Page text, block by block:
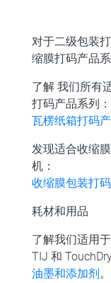
对于二级包装
缩膜打码产品系
了解 我们所有
打码产品系列：
瓦楞纸箱打码产
发现适合收缩
机：
收缩膜包装打码
耗材和用品
了解我们适用
TIJ 和
油墨和添加剂 。